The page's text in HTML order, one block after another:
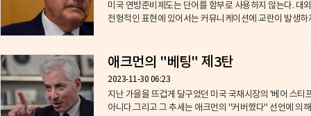
미국 연방준비제도는 단어를 함부로 사용하지 않는다. 대
전형적인 표현에 있어서는 커뮤니케이션에 교란이 발생하
애크먼의 "베팅" 제3탄
2023-11-30 06:23
지난 가을을 뜨겁게 달구었던 미국 국채시장의 '베어 스
아니다.그리고 그 추세는 애크먼의 "커버했다" 선언에 의